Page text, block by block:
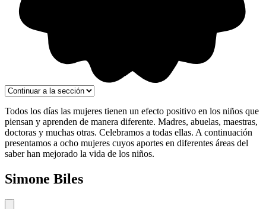
Todos los días las mujeres tienen un efecto positivo en los niños que
piensan y aprenden de manera diferente. Madres, abuelas, maestras,
doctoras y muchas otras. Celebramos a todas ellas. A continuación
presentamos a ocho mujeres cuyos aportes en diferentes áreas del
saber han mejorado la vida de los niños.
Simone Biles